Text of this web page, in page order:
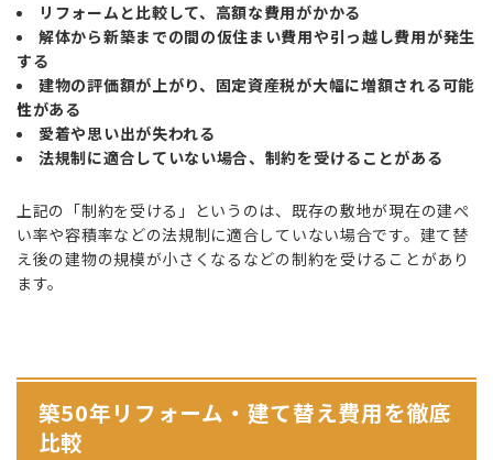
リフォームと比較して、高額な費用がかかる
解体から新築までの間の仮住まい費用や引っ越し費用が発生
する
建物の評価額が上がり、固定資産税が大幅に増額される可能
性がある
愛着や思い出が失われる
法規制に適合していない場合、制約を受けることがある
上記の「制約を受ける」というのは、既存の敷地が現在の建ぺ
い率や容積率などの法規制に適合していない場合です。建て替
え後の建物の規模が小さくなるなどの制約を受けることがあり
ます。
築50年リフォーム・建て替え費用を徹底
比較